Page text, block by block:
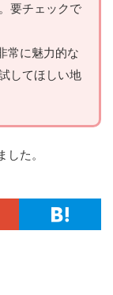
要チェックで
常に魅力的な
してほしい地
した。